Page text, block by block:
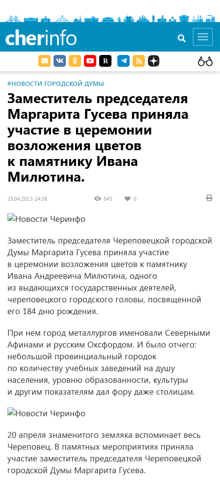
cherinfo
#НОВОСТИ ГОРОДСКОЙ ДУМЫ
Заместитель председателя
Маргарита Гусева приняла
участие в церемонии
возложения цветов
к памятнику Ивана
Милютина.
23.04.2013 14:38 945 0
Заместитель председателя Череповецкой городской
Думы Маргарита Гусева приняла участие
в церемонии возложения цветов к памятнику
Ивана Андреевича Милютина, одного
из выдающихся государственных деятелей,
череповецкого городского головы, посвященной
его 184 дню рождения.
При нем город металлургов именовали Северными
Афинами и русским Оксфордом. И было отчего:
небольшой провинциальный городок
по количеству учебных заведений на душу
населения, уровню образованности, культуры
и другим показателям дал фору даже столицам.
20 апреля знаменитого земляка вспоминает весь
Череповец. В памятных мероприятиях приняла
участие заместитель председателя Череповецкой
городской Думы Маргарита Гусева.